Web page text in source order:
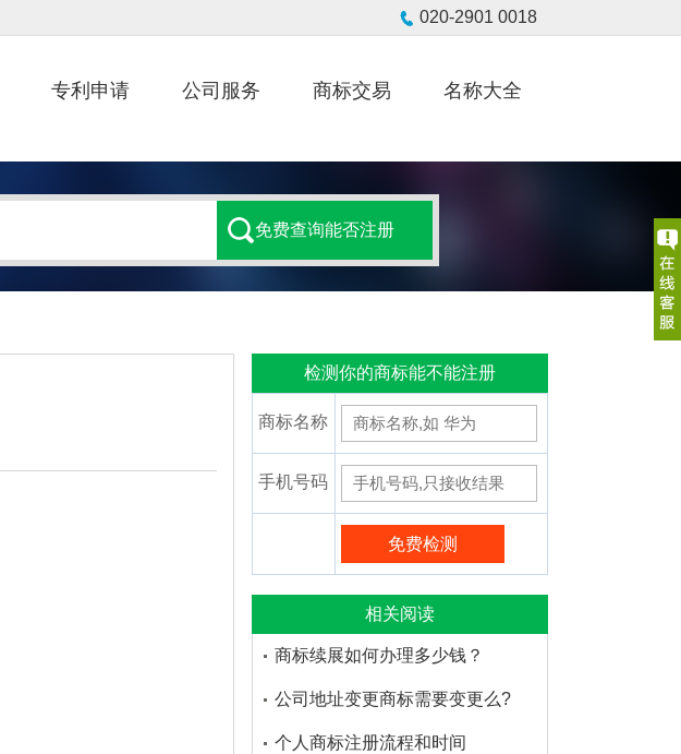
名称大全
商标交易
公司服务
专利申请
检测你的商标能不能注册
商标名称
手机号码
相关阅读
商标续展如何办理多少钱？
公司地址变更商标需要变更么?
个人商标注册流程和时间